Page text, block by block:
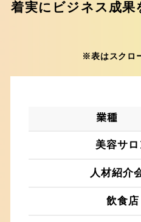
着実にビジネス成果
※表はスクロ
業種
美容サロ
人材紹介
飲食店